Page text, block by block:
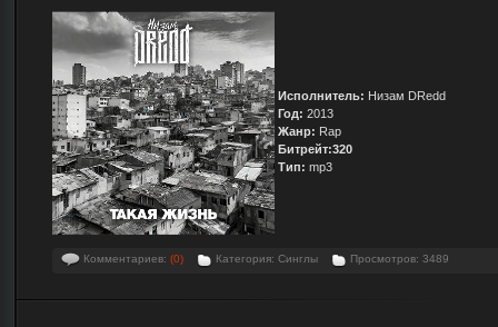
Исполнитель: Низам DRedd
Год: 2013
Жанр: Rap
Битрейт:320
Тип: mp3
Комментариев: (0) Категория: Синглы Просмотров: 3489